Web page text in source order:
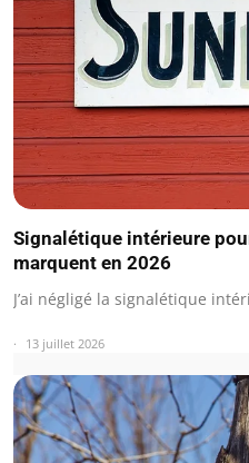
Signalétique intérieure
marquent en 2026
J’ai négligé la signalétique
13 juillet 2026